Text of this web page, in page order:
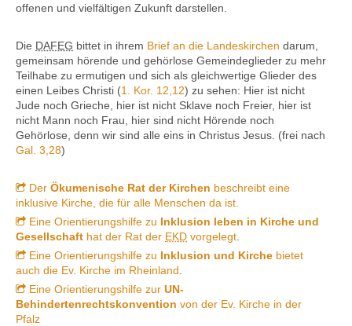
offenen und vielfältigen Zukunft darstellen.
Die DAFEG bittet in ihrem Brief an die Landes­kirchen darum,
gemeinsam hörende und gehörlose Gemeinde­glieder zu mehr
Teilhabe zu ermutigen und sich als gleichwertige Glieder des
einen Leibes Christi (1. Kor. 12,12) zu sehen: Hier ist nicht
Jude noch Grieche, hier ist nicht Sklave noch Freier, hier ist
nicht Mann noch Frau, hier sind nicht Hörende noch
Gehörlose, denn wir sind alle eins in Christus Jesus. (frei nach
Gal. 3,28)
Der Ökumenische Rat der Kirchen beschreibt eine
inklusive Kirche, die für alle Menschen da ist.
Eine Orientierungshilfe zu Inklusion leben in Kirche und
Gesellschaft hat der Rat der EKD vorgelegt
Eine Orientierungshilfe zu Inklusion und Kirche bietet
auch die Ev. Kirche im Rheinland
Eine Orientierungshilfe zur UN-
Behindertenrechtskonvention von der Ev. Kirche in der
Pfalz